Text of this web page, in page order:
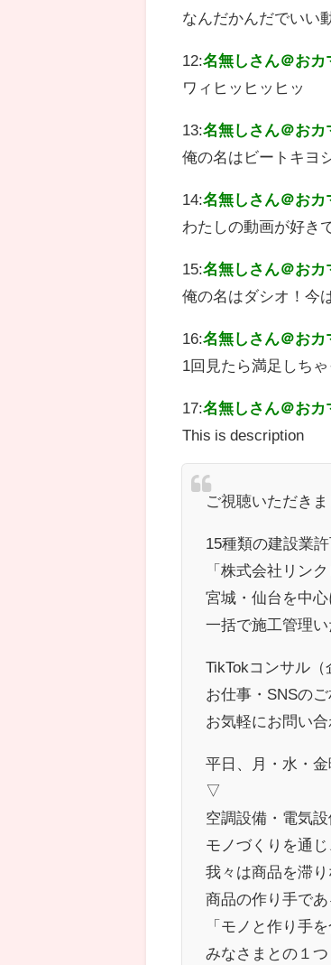
なんだかんだでいい
12:名無しさん＠おカ
ワィヒッヒッヒッ
13:名無しさん＠おカ
俺の名はビートキヨ
14:名無しさん＠おカ
わたしの動画が好き
15:名無しさん＠おカ
俺の名はダシオ！今
16:名無しさん＠おカ
1回見たら満足しち
17:名無しさん＠おカ
This is description
ご視聴いただき
15種類の建設業
「株式会社リン
宮城・仙台を中
一括で施工管理い
TikTokコンサル（
お仕事・SNSの
お気軽にお問い合
平日、月・水・金
▽
空調設備・電気
モノづくりを通
我々は商品を滞り
商品の作り手で
「モノと作り手
みなさまとの１つ